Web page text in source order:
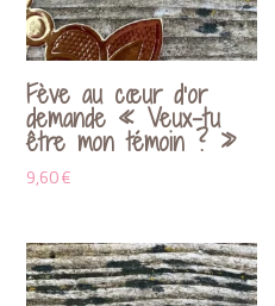
Fève au cœur d’or
demande « Veux-tu
être mon témoin ? »
9,60€